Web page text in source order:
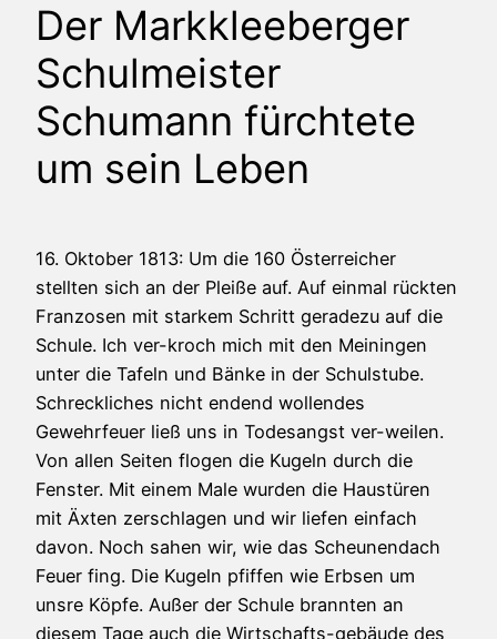
Der Markkleeberger
Schulmeister
Schumann fürchtete
um sein Leben
16. Oktober 1813: Um die 160 Österreicher
stellten sich an der Pleiße auf. Auf einmal rückten
Franzosen mit starkem Schritt geradezu auf die
Schule. Ich ver-kroch mich mit den Meiningen
unter die Tafeln und Bänke in der Schulstube.
Schreckliches nicht endend wollendes
Gewehrfeuer ließ uns in Todesangst ver-weilen.
Von allen Seiten flogen die Kugeln durch die
Fenster. Mit einem Male wurden die Haustüren
mit Äxten zerschlagen und wir liefen einfach
davon. Noch sahen wir, wie das Scheunendach
Feuer fing. Die Kugeln pfiffen wie Erbsen um
unsre Köpfe. Außer der Schule brannten an
diesem Tage auch die Wirtschafts-gebäude des